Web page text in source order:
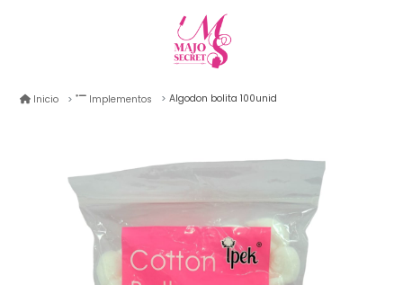
Inicio Implementos Algodon bolita 100unid